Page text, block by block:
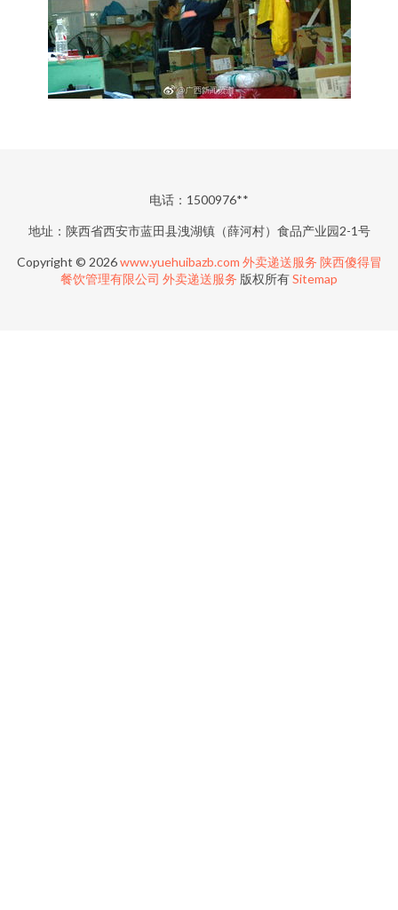
电话：1500976**
地址：陕西省西安市蓝田县洩湖镇（薛河村）食品产业园2-1号
Copyright © 2026www.yuehuibazb.com 外卖递送服务 陕西傻得冒
餐饮管理有限公司 外卖递送服务 版权所有Sitemap